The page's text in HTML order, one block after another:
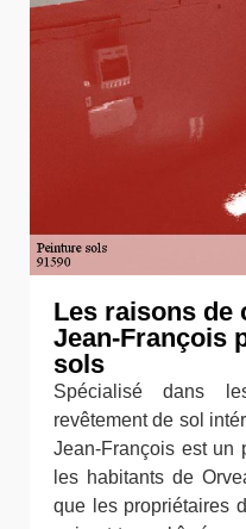
Les raisons de
Jean-François
sols
Spécialisé dans
revêtement de sol
Jean-François est un
les habitants de
que les propriétaires